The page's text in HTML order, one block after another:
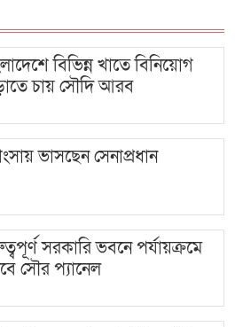
বিভিন্ন খাতে বিনিয়োগ
চায় সৌদি আরব
ভাসছেন সেনাপ্রধান
সরকারি ভবনে পর্যায়ক্রমে
সৌর প্যানেল